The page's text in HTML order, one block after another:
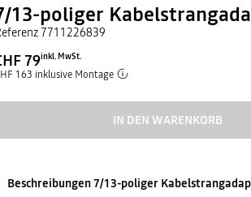
13-poliger
7711226839
79inkl. MwSt.
163 inklusive Montage
IN DEN WARENKORB
Beschreibungen7/13-poliger